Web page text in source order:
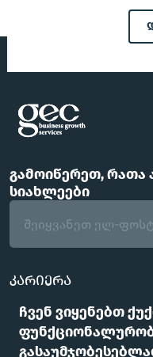
ჩვენ ვიყენებთ
გამოიწერეთ,
სიახლეები
კარიერა
FAQ
ოფისები